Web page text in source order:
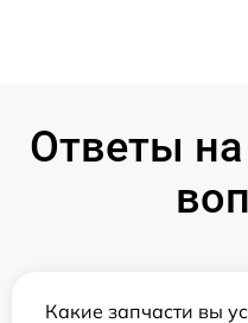
Ответы
Какие запчасти вы